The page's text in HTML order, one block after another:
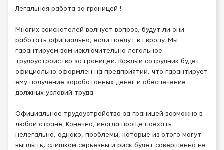
Легальная работа за границей !
Многих соискателей волнует вопрос, будут ли они
работать официально, если поедут в Европу. Мы
гарантируем вам исключительно легальное
трудоустройство за границей. Каждый сотрудник будет
официально оформлен на предприятии, что гарантирует
ему получение заработанных денег и обеспечение
должных условий труда.
Официальное трудоустройство за границей возможно в
любой стране. Конечно, иногда проще поехать
нелегально, однако, проблемы, которые из этого могут
выплыть, слишком серьезны и риск будет совершенно не